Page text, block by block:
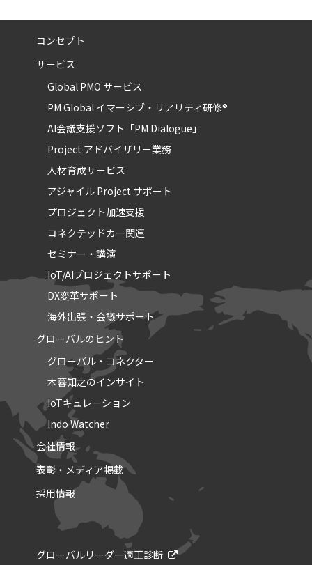
コンセプト
サービス
Global PMO サービス
PM Global イマーシブ・リアリティ研修®
AI会議支援ソフト「PM Dialogue」
Project アドバイザリー業務
人材育成サービス
アジャイル Project サポート
プロジェクト加速支援
コネクテッドカー関連
セミナー・講演
IoT/AIプロジェクトサポート
DX変革サポート
海外出張・会議サポート
グローバルのヒント
グローバル・コネクター
木暮知之のインサイト
IoTキュレーション
Indo Watcher
会社情報
表彰・メディア掲載
採用情報
グローバルリーダー適正診断